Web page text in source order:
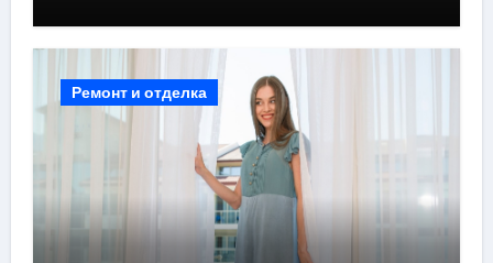
Ремонт и отделка